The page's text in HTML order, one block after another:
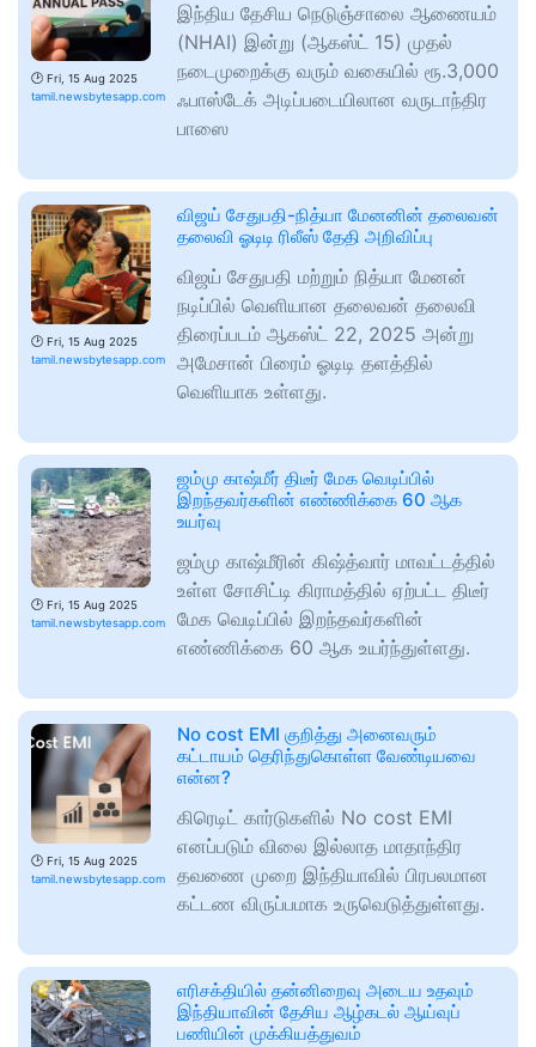
🕑 Fri, 15 Aug 2025
tamil.newsbytesapp.com
இந்திய தேசிய நெடுஞ்சாலை ஆணையம்
(NHAI) இன்று (ஆகஸ்ட் 15) முதல்
நடைமுறைக்கு வரும் வகையில் ரூ.3,000
ஃபாஸ்டேக் அடிப்படையிலான வருடாந்திர
பாஸை
🕑 Fri, 15 Aug 2025
tamil.newsbytesapp.com
விஜய் சேதுபதி-நித்யா மேனனின் தலைவன்
தலைவி ஓடிடி ரிலீஸ் தேதி அறிவிப்பு
விஜய் சேதுபதி மற்றும் நித்யா மேனன்
நடிப்பில் வெளியான தலைவன் தலைவி
திரைப்படம் ஆகஸ்ட் 22, 2025 அன்று
அமேசான் பிரைம் ஓடிடி தளத்தில்
வெளியாக உள்ளது.
🕑 Fri, 15 Aug 2025
tamil.newsbytesapp.com
ஜம்மு காஷ்மீர் திடீர் மேக வெடிப்பில்
இறந்தவர்களின் எண்ணிக்கை 60 ஆக
உயர்வு
ஜம்மு காஷ்மீரின் கிஷ்த்வார் மாவட்டத்தில்
உள்ள சோசிட்டி கிராமத்தில் ஏற்பட்ட திடீர்
மேக வெடிப்பில் இறந்தவர்களின்
எண்ணிக்கை 60 ஆக உயர்ந்துள்ளது.
🕑 Fri, 15 Aug 2025
tamil.newsbytesapp.com
No cost EMI குறித்து அனைவரும்
கட்டாயம் தெரிந்துகொள்ள வேண்டியவை
என்ன?
கிரெடிட் கார்டுகளில் No cost EMI
எனப்படும் விலை இல்லாத மாதாந்திர
தவணை முறை இந்தியாவில் பிரபலமான
கட்டண விருப்பமாக உருவெடுத்துள்ளது.
எரிசக்தியில் தன்னிறைவு அடைய உதவும்
இந்தியாவின் தேசிய ஆழ்கடல் ஆய்வுப்
பணியின் முக்கியத்துவம்